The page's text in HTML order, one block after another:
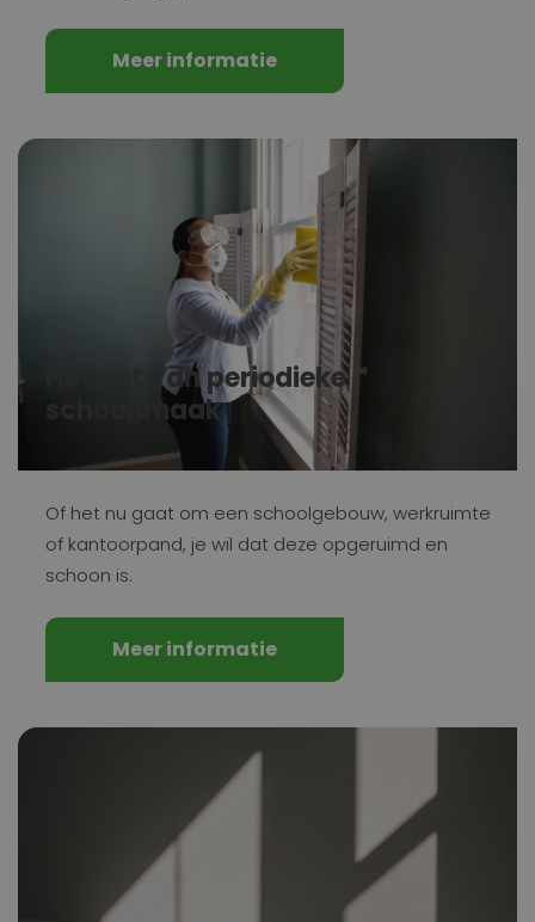
Meer informatie
Het nut van periodieke
schoonmaak
Of het nu gaat om een schoolgebouw, werkruimte
of kantoorpand, je wil dat deze opgeruimd en
schoon is.
Meer informatie